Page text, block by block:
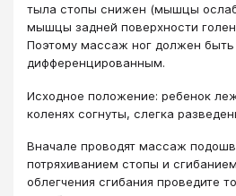
тыла стопы снижен (мышцы
мышцы задней поверхности
Поэтому массаж ног должен быть
дифференцированным.
Исходное положение: ребенок
коленях согнуты, слегка
Вначале проводят массаж
потряхиванием стопы и
облегчения сгибания проведите